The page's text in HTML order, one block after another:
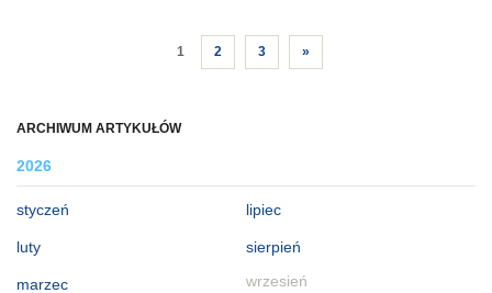
ARCHIWUM ARTYKUŁÓW
2026
styczeń
luty
marzec
lipiec
sierpień
wrzesień
1 2 3 »